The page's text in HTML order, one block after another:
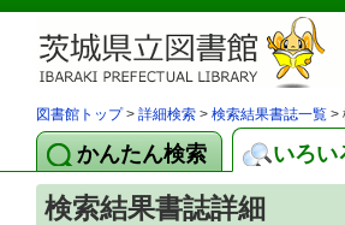
図書館トップ> 詳細検索 > 検索結果書誌一覧 >
かんたん検索 いろい
検索結果書誌詳細